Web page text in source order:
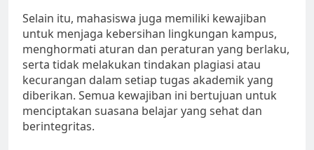
Selain itu, mahasiswa juga memiliki kewajiban
untuk menjaga kebersihan lingkungan kampus,
menghormati aturan dan peraturan yang berlaku,
serta tidak melakukan tindakan plagiasi atau
kecurangan dalam setiap tugas akademik yang
diberikan. Semua kewajiban ini bertujuan untuk
menciptakan suasana belajar yang sehat dan
berintegritas.